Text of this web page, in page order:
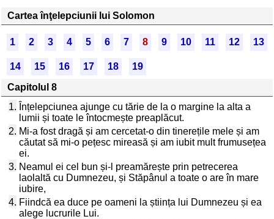
Cartea înţelepciunii lui Solomon
1 2 3 4 5 6 7 8 9 10 11 12 13
14 15 16 17 18
19
Capitolul 8
1. Înțelepciunea ajunge cu tărie de la o margine la alta a
lumii și toate le întocmește preaplăcut.
2. Mi-a fost dragă și am cercetat-o din tinerețile mele și am
căutat să mi-o pețesc mireasă și am iubit mult frumusețea
ei.
3. Neamul ei cel bun și-l preamărește prin petrecerea
laolaltă cu Dumnezeu, și Stăpânul a toate o are în mare
iubire,
4. Fiindcă ea duce pe oameni la știința lui Dumnezeu și ea
alege lucrurile Lui.